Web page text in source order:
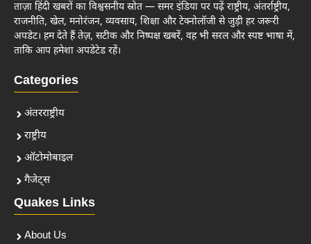
ताज़ा हिंदी खबरों का विश्वसनीय स्रोत — समर इंडिया पर पढ़ें राष्ट्रीय, अंतर्राष्ट्रीय,
राजनीति, खेल, मनोरंजन, व्यवसाय, शिक्षा और टेक्नोलॉजी से जुड़ी हर जरूरी
अपडेट। हम देते हैं तेज़, सटीक और निष्पक्ष खबरें, वह भी सरल और स्पष्ट भाषा में,
ताकि आप हमेशा अपडेटेड रहें।
Categories
अंतरराष्ट्रीय
राष्ट्रीय
ऑटोमोबाइल
गैजेट्स
Quakes Links
About Us